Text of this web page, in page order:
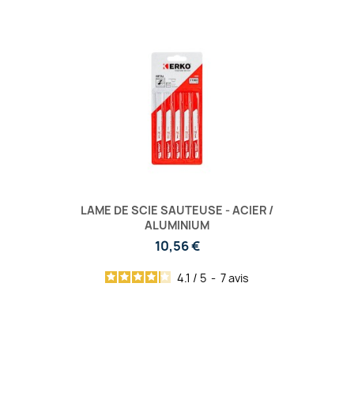
LAME DE SCIE SAUTEUSE - ACIER /
ALUMINIUM
10,56 €
4.1 / 5 - 7avis